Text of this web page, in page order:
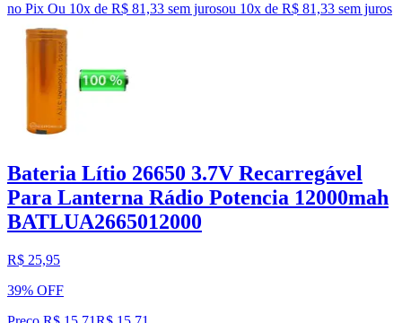
no Pix Ou 10x de R$ 81,33 sem jurosou 10x de R$ 81,33 sem juros
Bateria Lítio 26650 3.7V Recarregável
Para Lanterna Rádio Potencia 12000mah
BATLUA2665012000
R$ 25,95
39% OFF